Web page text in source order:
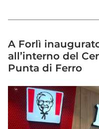
A Forlì
all’interno del
Punta di Ferro